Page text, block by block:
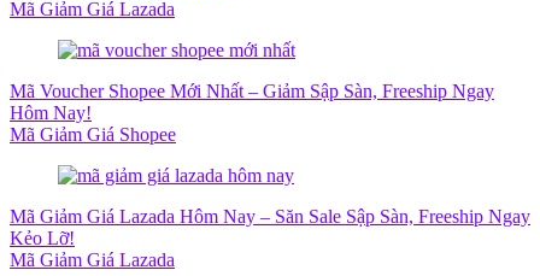
Mã Giảm Giá Lazada
Mã Voucher Shopee Mới Nhất – Giảm Sập Sàn, Freeship Ngay
Hôm Nay!
Mã Giảm Giá Shopee
Mã Giảm Giá Lazada Hôm Nay – Săn Sale Sập Sàn, Freeship Ngay
Kẻo Lỡ!
Mã Giảm Giá Lazada